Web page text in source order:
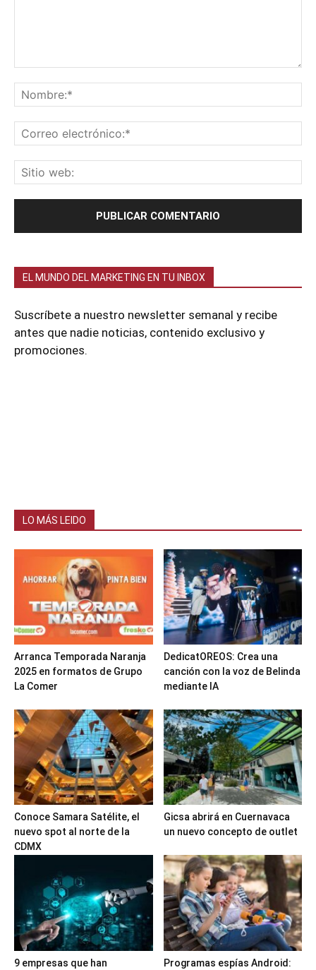
EL MUNDO DEL MARKETING EN TU INBOX
Suscríbete a nuestro newsletter semanal y recibe
antes que nadie noticias, contenido exclusivo y
promociones.
LO MÁS LEIDO
Arranca Temporada Naranja
2025 en formatos de Grupo
La Comer
DedicatOREOS: Crea una
canción con la voz de Belinda
mediante IA
Conoce Samara Satélite, el
nuevo spot al norte de la
CDMX
Gicsa abrirá en Cuernavaca
un nuevo concepto de outlet
9 empresas que han Programas espías Android: